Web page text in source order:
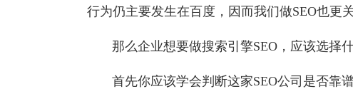
行为仍主要发生在百度，因而我们做SEO也更
那么企业想要做搜索引擎SEO，应该选择什
首先你应该学会判断这家SEO公司是否靠